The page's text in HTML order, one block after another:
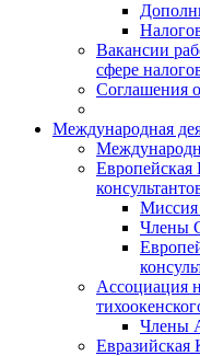
Вакансии
сфере
Соглашения
Международная
Европейская
Миссия
Члены
Ассоциация
Члены
Евразийская